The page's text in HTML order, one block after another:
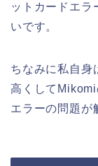
ットカードエラ
いです。
ちなみに私自身
高くして
エラーの問題が